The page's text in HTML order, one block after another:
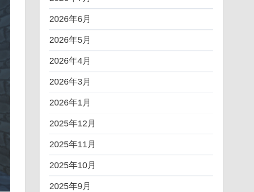
2026年6月
2026年5月
2026年4月
2026年3月
2026年1月
2025年12月
2025年11月
2025年10月
2025年9月